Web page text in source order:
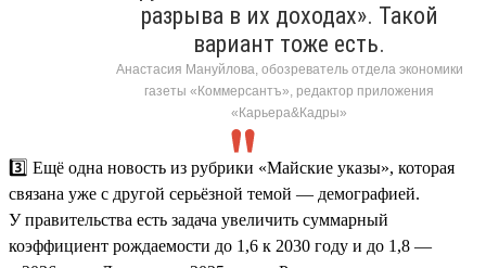
разрыва в их доходах». Такой
вариант тоже есть.
Анастасия Мануйлова, обозреватель отдела экономики
газеты «Коммерсантъ», редактор приложения
«Карьера&Кадры»
3️⃣ Ещё одна новость из рубрики «Майские указы», которая
связана уже с другой серьёзной темой — демографией.
У правительства есть задача увеличить суммарный
коэффициент рождаемости до 1,6 к 2030 году и до 1,8 —